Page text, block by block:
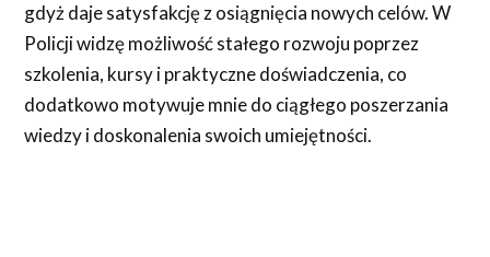
gdyż daje satysfakcję z osiągnięcia nowych celów. W
Policji widzę możliwość stałego rozwoju poprzez
szkolenia, kursy i praktyczne doświadczenia, co
dodatkowo motywuje mnie do ciągłego poszerzania
wiedzy i doskonalenia swoich umiejętności.